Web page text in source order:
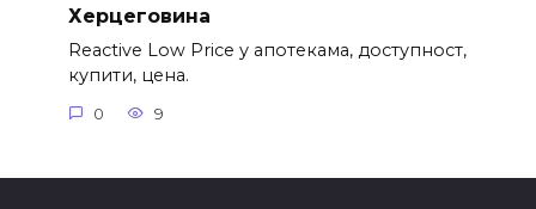
Херцеговина
Reactive Low Price у апотекама, доступност,
купити, цена.
0 9